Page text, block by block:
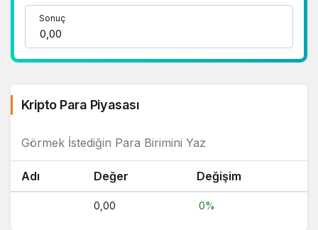
Sonuç
Kripto Para Piyasası
Adı Değer Değişim
0,00 0%